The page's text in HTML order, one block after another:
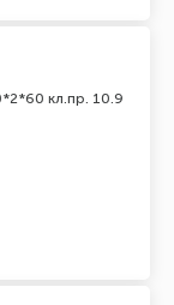
кл.пр. 10.9